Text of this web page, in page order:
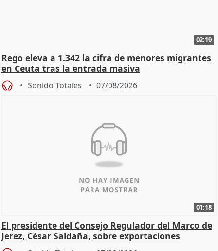
02:19
Rego eleva a 1.342 la cifra de menores migrantes
en Ceuta tras la entrada masiva
Sonido Totales 07/08/2026
01:18
El presidente del Consejo Regulador del Marco de
Jerez, César Saldaña, sobre exportaciones